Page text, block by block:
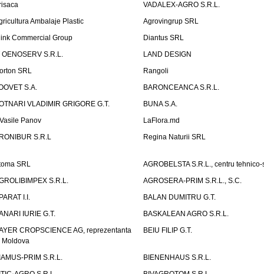
VADALEX-AGRO S.R.L.
Ambalaje Plastic
Agrovingrup SRL
Commercial Group
Diantus SRL
OENOSERV S.R.L.
LAND DESIGN
SRL
Rangoli
S.A.
BARONCEANCA S.R.L.
VLADIMIR GRIGORE G.T.
BUNA S.A.
Panov
LaFlora.md
S.R.L
Regina Naturii SRL
SRL
AGROBELSTA S.R.L., centru
S.R.L.
AGROSERA-PRIM S.R.L., S.C.
I.I.
BALAN DUMITRU G.T.
IURIE G.T.
BASKALEAN AGRO S.R.L.
CROPSCIENCE AG, reprezentanta
Moldova
BEIU FILIP G.T.
PRIM S.R.L.
BIENENHAUS S.R.L.